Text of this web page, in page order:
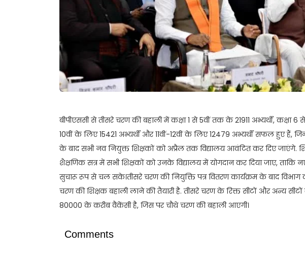
बीपीएससी से तीसरे चरण की बहाली में कक्षा 1 से 5वीं तक के 21911 अभ्यर्थी, कक्षा
10वीं के लिए 15421 अभ्यर्थी और 11वीं-12वीं के लिए 12479 अभ्यर्थी सफल हुए हैं,
के बाद सभी नव नियुक्त शिक्षकों को अप्रैल तक विद्यालय आवंटित कर दिए जाएंगे.
शैक्षणिक सत्र में सभी शिक्षकों को उनके विद्यालय में योगदान कर दिया जाए,
सुचारू रूप से चल सके।तीसरे चरण की नियुक्ति पत्र वितरण कार्यक्रम के बाद
चरण की शिक्षक बहाली लाने की तैयारी है. तीसरे चरण के रिक्त सीटों और अन्य
80000 के करीब वैकेंसी है, जिस पर चौथे चरण की बहाली आएगी।
Comments